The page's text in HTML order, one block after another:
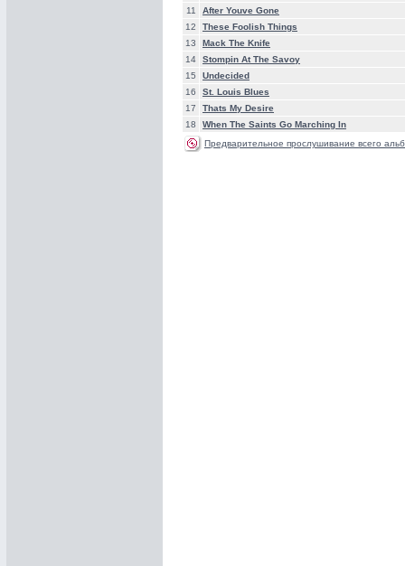
11
After Youve Gone
12
These Foolish Things
13
Mack The Knife
14
Stompin At The Savoy
15
Undecided
16
St. Louis Blues
17
Thats My Desire
18
When The Saints Go Marching In
Предварительное прослушивание всего